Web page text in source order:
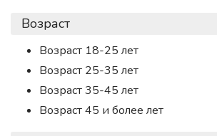
Возраст
Возраст 18-25 лет
Возраст 25-35 лет
Возраст 35-45 лет
Возраст 45 и более лет